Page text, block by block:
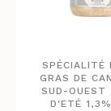
SPÉCIALITÉ
GRAS DE
SUD-OUEST
D'ETÉ